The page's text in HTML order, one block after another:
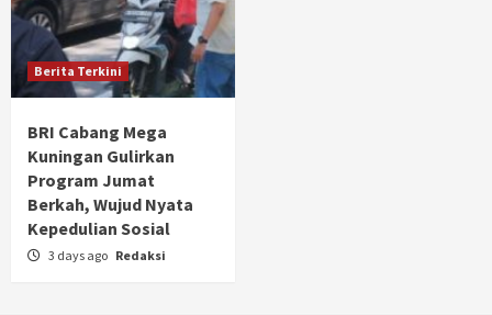
Berita Terkini
BRI Cabang Mega
Kuningan Gulirkan
Program Jumat
Berkah, Wujud Nyata
Kepedulian Sosial
3 days ago Redaksi